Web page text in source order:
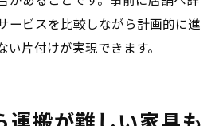
ービスを比較しながら計画的に進
い片付けが実現できます。